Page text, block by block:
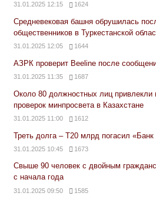
31.01.2025 12:15 1624
Средневековая башня обрушилась
общественников в Туркестанской
31.01.2025 12:05 1644
АЗРК проверит Beeline после
31.01.2025 11:35 1687
Около 80 должностных лиц привлекли
проверок минпросвета в Казахстане
31.01.2025 11:00 1612
Треть долга – Т20 млрд погасил
31.01.2025 10:45 1673
Свыше 90 человек с двойным
с начала года
31.01.2025 09:50 1585